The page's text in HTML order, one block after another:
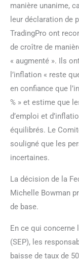
manière unanime,
leur déclaration de
TradingPro ont
de croître de
« augmenté ». Ils
l’inflation « reste
en confiance que
% » et estime que
d’emploi et
équilibrés. Le
souligné que les
incertaines.
La décision de la
Michelle Bowman
de base.
En ce qui concerne
(SEP), les
baisse de taux de